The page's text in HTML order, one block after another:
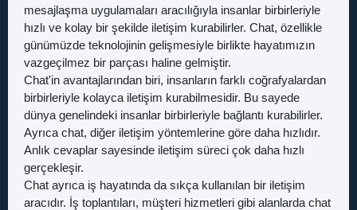
mesajlaşma uygulamaları aracılığıyla insanlar birbirleriyle
hızlı ve kolay bir şekilde iletişim kurabilirler. Chat, özellikle
günümüzde teknolojinin gelişmesiyle birlikte hayatımızın
vazgeçilmez bir parçası haline gelmiştir.
Chat'in avantajlarından biri, insanların farklı coğrafyalardan
birbirleriyle kolayca iletişim kurabilmesidir. Bu sayede
dünya genelindeki insanlar birbirleriyle bağlantı kurabilirler.
Ayrıca chat, diğer iletişim yöntemlerine göre daha hızlıdır.
Anlık cevaplar sayesinde iletişim süreci çok daha hızlı
gerçekleşir.
Chat ayrıca iş hayatında da sıkça kullanılan bir iletişim
aracıdır. İş toplantıları, müşteri hizmetleri gibi alanlarda chat